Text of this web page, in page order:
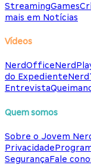
StreamingGames
mais em Notícias
Vídeos
NerdOffice
do Expediente
Entrevista
Quem somos
Sobre o Jovem
Privacidade
SegurançaFale